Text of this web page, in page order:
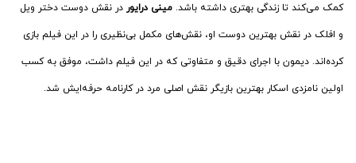
کمک می‌کند تا زندگی بهتری داشته باشد. مینی درایور در نقش دوست دختر ویل
و افلک در نقش بهترین دوست او، نقش‌های مکمل بی‌نظیری را در این فیلم بازی
کرده‌اند. دیمون با اجرای دقیق و متفاوتی که در این فیلم داشت، موفق به کسب
اولین نامزدی اسکار بهترین بازیگر نقش اصلی مرد در کارنامه‌ حرفه‌ایش شد.